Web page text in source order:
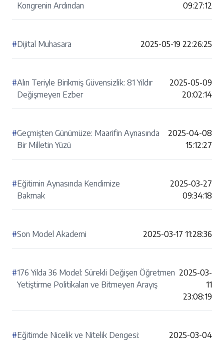
Kongrenin Ardından
09:27:12
#Dijital Muhasara 2025-05-19 22:26:25
#Alın Teriyle Birikmiş Güvensizlik: 81 Yıldır
Değişmeyen Ezber
2025-05-09
20:02:14
#Geçmişten Günümüze: Maarifin Aynasında
Bir Milletin Yüzü
2025-04-08
15:12:27
#Eğitimin Aynasında Kendimize
Bakmak
2025-03-27
09:34:18
#Son Model Akademi 2025-03-17 11:28:36
#176 Yılda 36 Model: Sürekli Değişen Öğretmen
Yetiştirme Politikaları ve Bitmeyen Arayış
2025-03-
11
23:08:19
#Eğitimde Nicelik ve Nitelik Dengesi: 2025-03-04